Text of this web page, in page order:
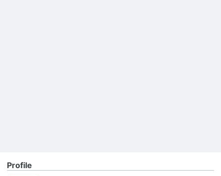
Profile